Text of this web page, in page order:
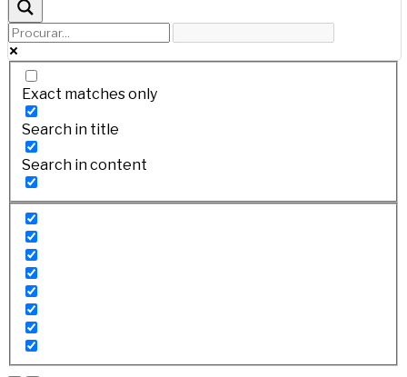
Exact matches only
Search in title
Search in content